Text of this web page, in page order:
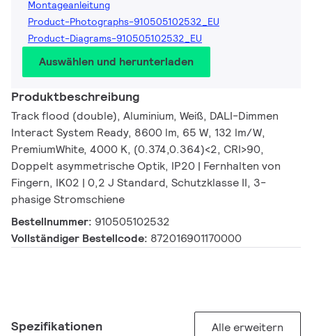
Montageanleitung
Product-Photographs-910505102532_EU
Product-Diagrams-910505102532_EU
Auswählen und herunterladen
Produktbeschreibung
Track flood (double), Aluminium, Weiß, DALI-Dimmen
Interact System Ready, 8600 lm, 65 W, 132 lm/W,
PremiumWhite, 4000 K, (0.374,0.364)<2, CRI>90,
Doppelt asymmetrische Optik, IP20 | Fernhalten von
Fingern, IK02 | 0,2 J Standard, Schutzklasse II, 3-
phasige Stromschiene
Bestellnummer: 910505102532
Vollständiger Bestellcode: 872016901170000
Spezifikationen Alle erweitern